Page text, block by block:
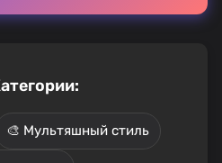
🎨 Мультяшный стиль